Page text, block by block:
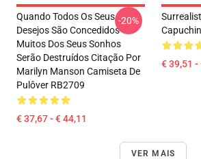
Quando Todos Os Seus
Desejos São Concedidos
Muitos Dos Seus Sonhos
Serão Destruídos Citação Por
Marilyn Manson Camiseta De
Pulôver RB2709
€ 37,67 - € 44,11
-20%
€ 39,51 -
VER MAIS